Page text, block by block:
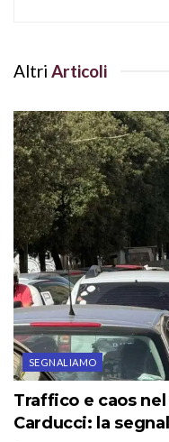
Altri Articoli
SEGNALIAMO
Traffico e caos
Carducci: la